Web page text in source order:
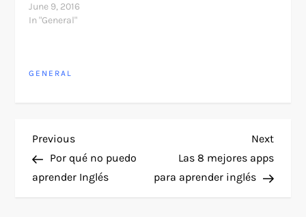
June 9, 2016
In "General"
GENERAL
P
o
Previous
Post
Previous
Por qué no puedo
aprender Inglés
Next
Post
Next
Las 8 mejores apps
para aprender inglés